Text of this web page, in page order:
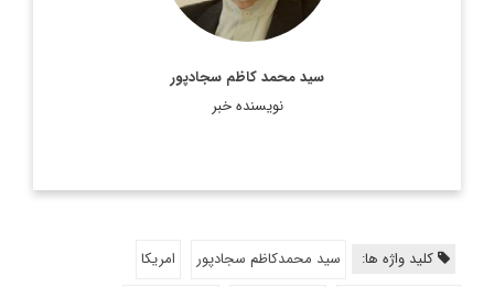
سید محمد کاظم سجادپور
نویسنده خبر
اطلاعات بیشتر
کلید واژه ها: سید محمدکاظم سجادپور
امریکا